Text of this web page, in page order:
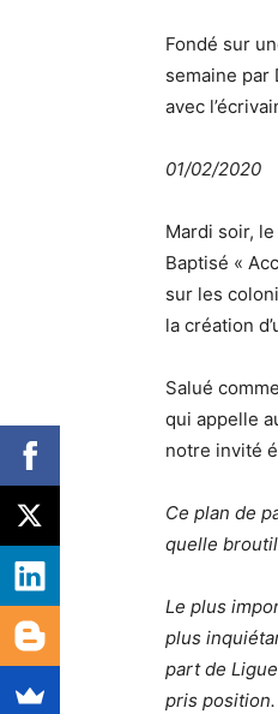
Fondé sur
semaine par
avec
01/02/2020
Mardi soir,
Baptisé «
sur les
la création
Salué
qui appelle
notre invité
Ce plan de
quelle
Le plus
plus
part de
pris position.